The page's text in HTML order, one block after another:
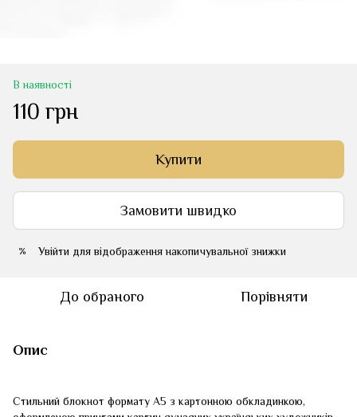
В наявності
110 грн
Купити
Замовити швидко
% Увійти для відображення накопичувальної знижки
До обраного Порівняти
Опис
Стильний блокнот формату A5 з картонною обкладинкою,